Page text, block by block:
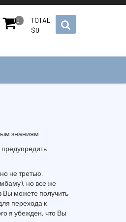
0
TOTAL
$0
знаниям
не третью,
но все же
Вы можете получить
перехода к
я убежден, что Вы